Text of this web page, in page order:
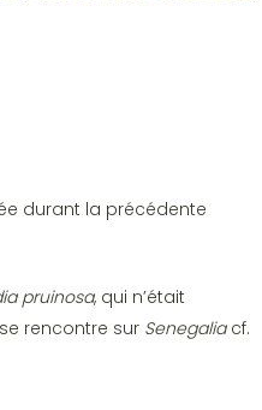
durant la précédente
pruinosa, qui n’était
rencontre sur Senegalia cf.